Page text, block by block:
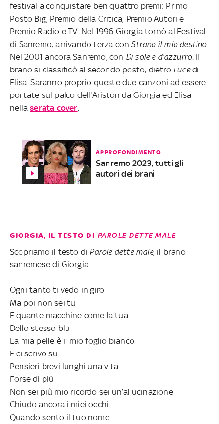
festival a conquistare ben quattro premi: Primo
Posto Big, Premio della Critica, Premio Autori e
Premio Radio e TV. Nel 1996 Giorgia tornò al Festival
di Sanremo, arrivando terza conStrano il mio destino.
Nel 2001 ancora Sanremo, con Di sole e d'azzurro. Il
brano si classificò al secondo posto, dietro Lucedi
Elisa. Saranno proprio queste due canzoni ad essere
portate sul palco dell'Ariston da Giorgia ed Elisa
nellaserata cover
APPROFONDIMENTO
Sanremo 2023, tutti gli
autori dei brani
GIORGIA, IL TESTO DI PAROLE DETTE MALE
Scopriamo il testo di Parole dette male, il brano
sanremese di Giorgia.
Ogni tanto ti vedo in giro
Ma poi non sei tu
E quante macchine come la tua
Dello stesso blu
La mia pelle è il mio foglio bianco
E ci scrivo su
Pensieri brevi lunghi una vita
Forse di più
Non sei più mio ricordo sei un’allucinazione
Chiudo ancora i miei occhi
Quando sento il tuo nome